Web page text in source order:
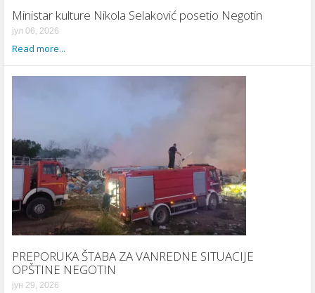
Ministar kulture Nikola Selaković posetio Negotin
јул 06, 2026
Read more...
PREPORUKA ŠTABA ZA VANREDNE SITUACIJE
OPŠTINE NEGOTIN
јун 29, 2026